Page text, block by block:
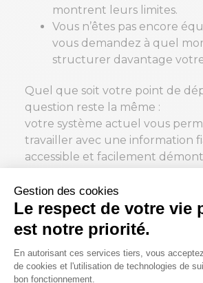
montrent leurs limites.
Vous n’êtes pas encore
vous demandez à quel
structurer davantage
Quel que soit votre point de
question reste la même :
votre système actuel vous
travailler avec une information
accessible et facilement
Voici, entre autres, les
nous vous présenterons pour
votre laboratoire au quotidien :